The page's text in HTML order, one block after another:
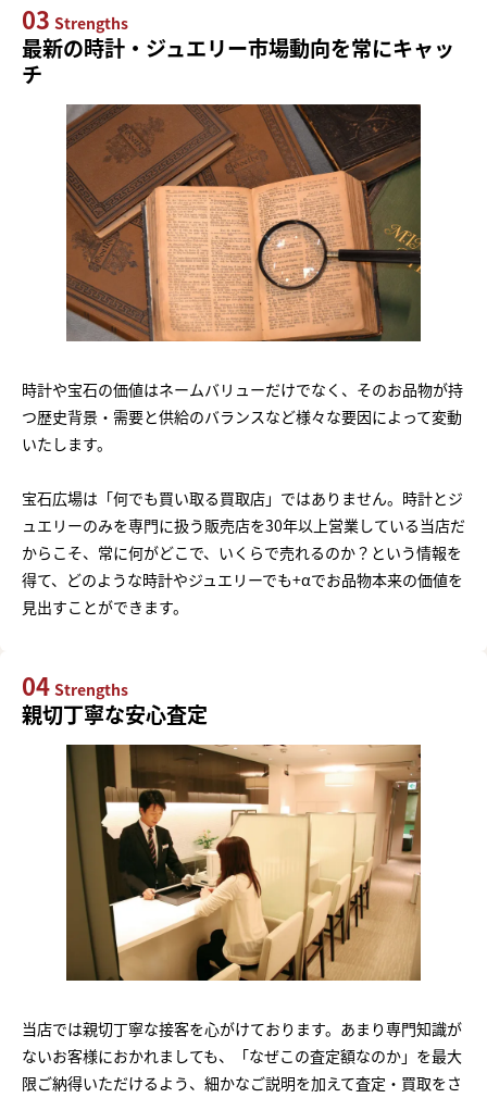
03 Strengths
最新の時計・ジュエリー市場動向を常にキャッ
チ
時計や宝石の価値はネームバリューだけでなく、そのお品物が持
つ歴史背景・需要と供給のバランスなど様々な要因によって変動
いたします。
宝石広場は「何でも買い取る買取店」ではありません。時計とジ
ュエリーのみを専門に扱う販売店を30年以上営業している当店だ
からこそ、常に何がどこで、いくらで売れるのか？という情報を
得て、どのような時計やジュエリーでも+αでお品物本来の価値を
見出すことができます。
04 Strengths
親切丁寧な安心査定
当店では親切丁寧な接客を心がけております。あまり専門知識が
ないお客様におかれましても、「なぜこの査定額なのか」を最大
限ご納得いただけるよう、細かなご説明を加えて査定・買取をさ